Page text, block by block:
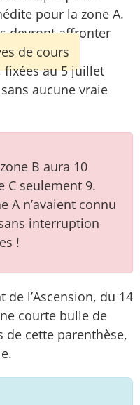
pour la zone A.
devront affronter
de cours
fixées au 5 juillet
aucune vraie
B aura 10
C seulement 9.
A n’avaient connu
interruption
!
de l’Ascension, du 14
courte bulle de
de cette parenthèse,